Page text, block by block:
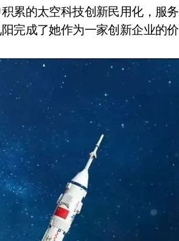
你中招了吗？
值得冲？
LED全球话语权
疗法”宣告暂停
一边探测射线一边光伏发电
近4800
不懂的大棋
了
SP，情怀拉满
以盘换数”了？
累的太空科技创新民用化，服
完成了她作为一家创新企业的价